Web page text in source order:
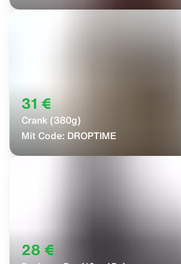
31 €
Crank (380g)
Mit Code: DROPTIME
28 €